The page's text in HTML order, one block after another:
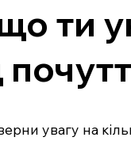
ти
увагу на